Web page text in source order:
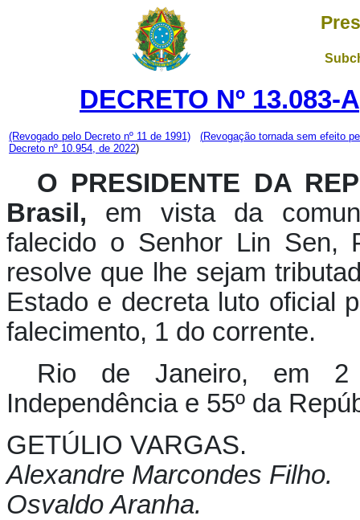
DECRETO Nº 13.083-
(Revogado pelo Decreto nº 11 de 1991) (Revogação tornada sem efeito
Decreto nº 10.954, de 2022)
O PRESIDENTE DA
Brasil, em vista da
falecido o Senhor Lin Sen,
resolve que lhe sejam
Estado e decreta luto oficial
falecimento, 1 do corrente.
Rio de Janeiro, em
Independência e 55º da
GETÚLIO VARGAS.
Alexandre Marcondes Filho.
Osvaldo Aranha.